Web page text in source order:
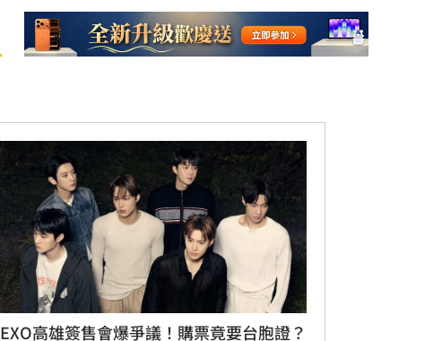
EXO高雄簽售會爆爭議！購票竟要台胞證？